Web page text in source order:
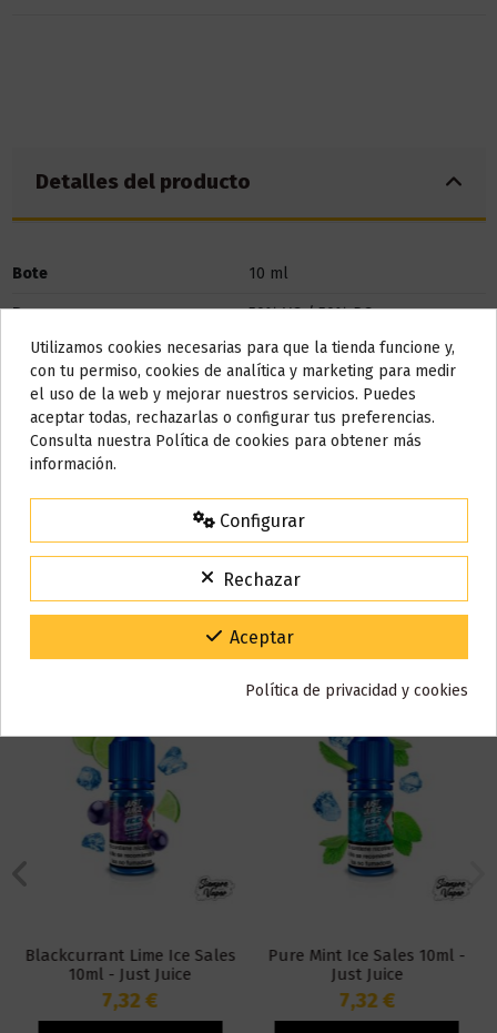
Detalles del producto
Bote 10 ml
Base 50% VG / 50% PG
Marca Just Juice
Referencia 002089
En stock 99 Artículos
Reseñas (0)
También puede que te guste
Blackcurrant Lime Ice Sales
10ml - Just Juice
7,32 €
Pure Mint Ice Sales 10ml -
Just Juice
7,32 €
Do not show again.
AVISO IMPORTANTE
Nos tomamos unos días
15% de descuento
Código:VACACIONES15
Gracias por tu paciencia y por seguir confiando en nosotros.
Utilizamos cookies necesarias para que la tienda funcione y,
con tu permiso, cookies de analítica y marketing para medir
el uso de la web y mejorar nuestros servicios. Puedes
aceptar todas, rechazarlas o configurar tus preferencias.
Consulta nuestra Política de cookies para obtener más
información.
Configurar
Rechazar
Aceptar
Política de privacidad y cookies